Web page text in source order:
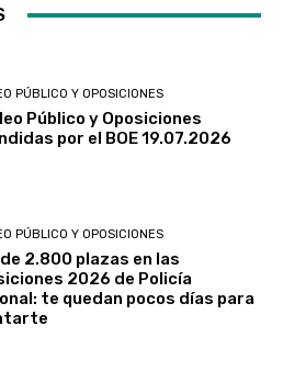
PÚBLICO Y OPOSICIONES
Público y Oposiciones
por el BOE 19.07.2026
PÚBLICO Y OPOSICIONES
de 2.800 plazas en las
2026 de Policía
te quedan pocos días para